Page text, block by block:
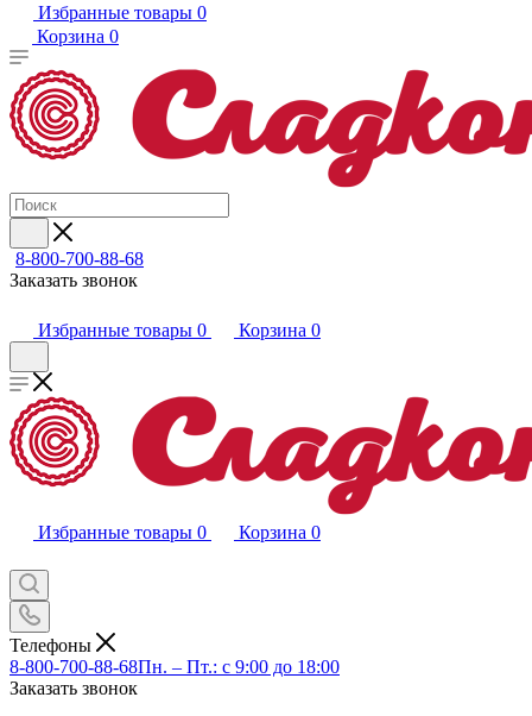
Избранные товары 0
Корзина 0
8-800-700-88-68
Заказать звонок
Избранные товары 0 Корзина 0
Избранные товары 0 Корзина 0
Телефоны
8-800-700-88-68Пн. – Пт.: с 9:00 до 18:00
Заказать звонок